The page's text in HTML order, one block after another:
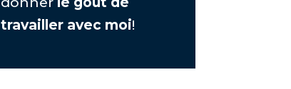
travailler avec moi!